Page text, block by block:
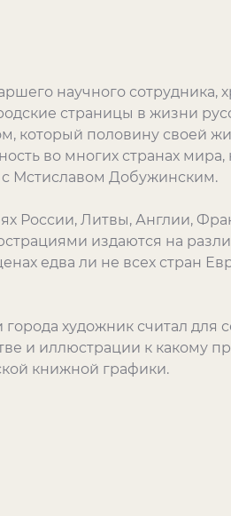
научного сотрудника,
страницы в жизни
который половину своей
во многих странах мира,
с Мстиславом Добужинским.
России, Литвы, Англии,
издаются на
едва ли не всех стран
художник считал для
и иллюстрации к какому
книжной графики.